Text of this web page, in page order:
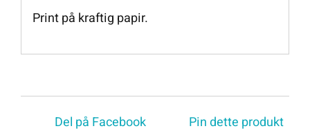
Print på kraftig papir.
Del på Facebook Pin dette produkt